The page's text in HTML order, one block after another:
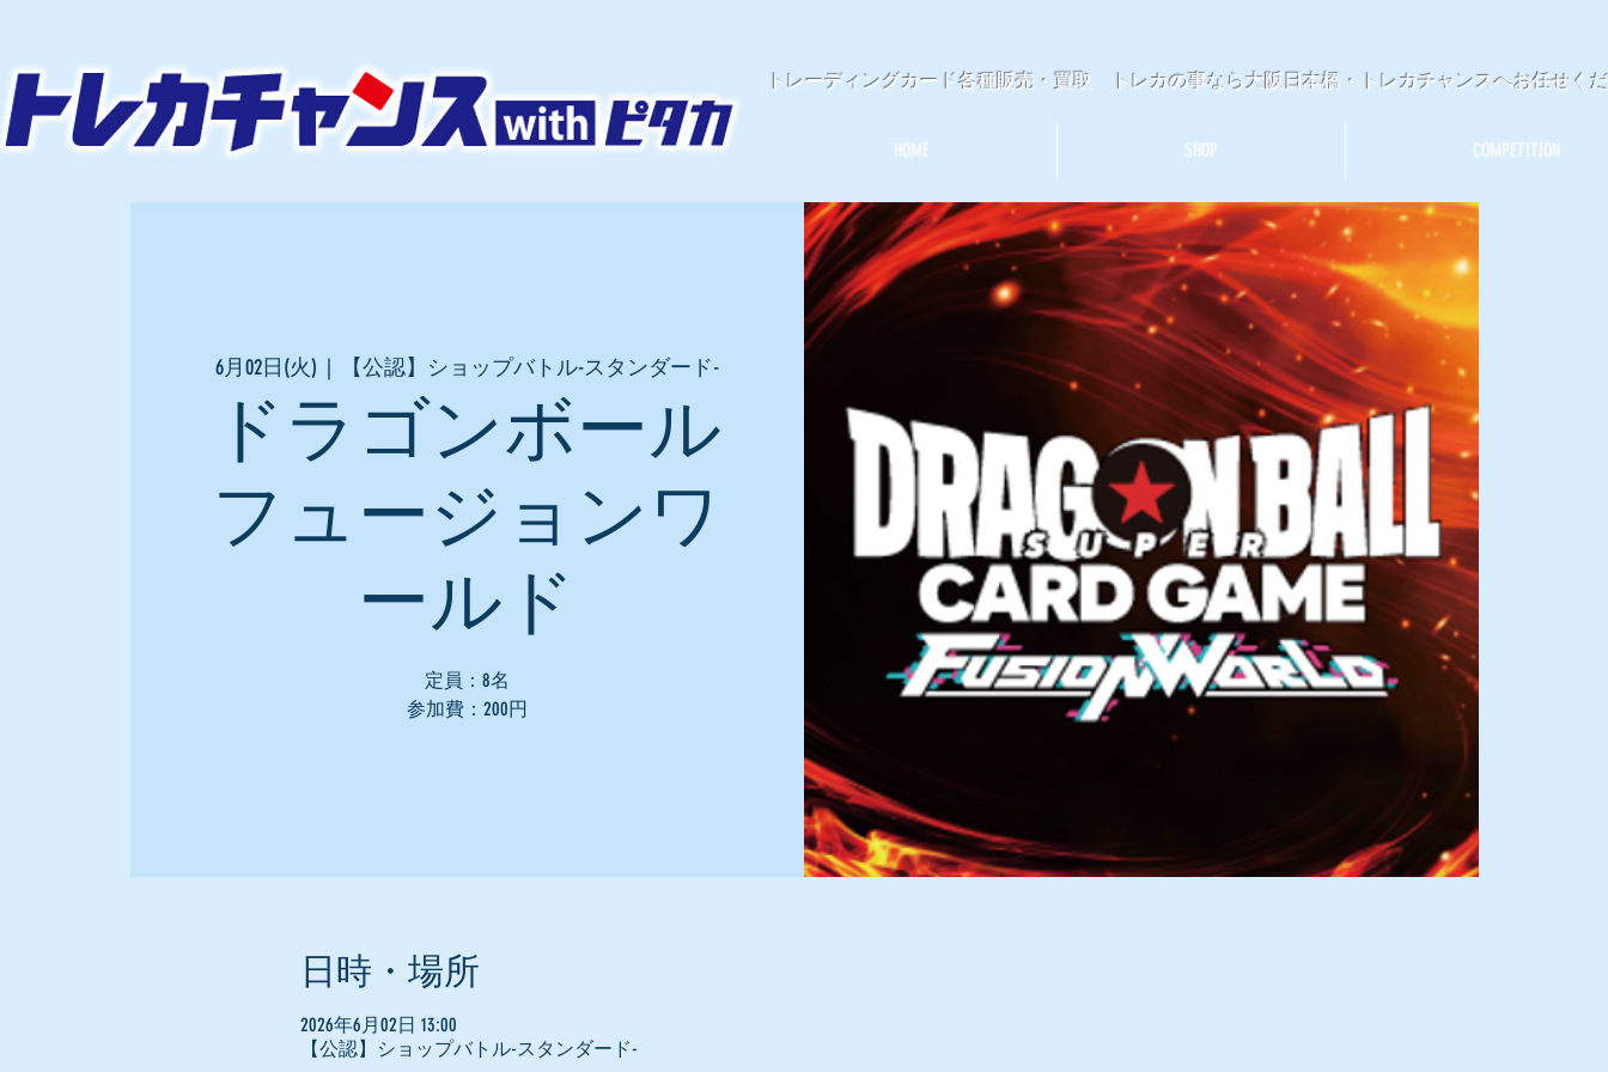
トレーディングカード各種販売・買取 トレカの事なら大阪日本橋・トレカチャンスへお任せく
HOME SHOP COMPETITION
6月02日(火)
  |
【公認】ショップバトル-スタンダード-
ドラゴンボール
フュージョンワ
ールド
定員：8名
参加費：200円
日時・場所
2026年6月02日 13:00
【公認】ショップバトル-スタンダード-